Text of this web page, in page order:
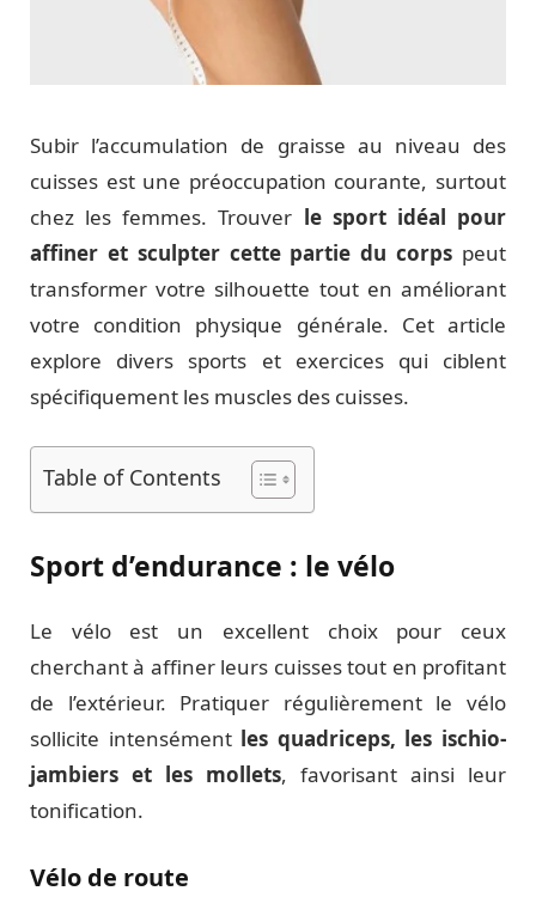
Subir l’accumulation de graisse au niveau des
cuisses est une préoccupation courante, surtout
chez les femmes. Trouver le sport idéal pour
affiner et sculpter cette partie du corps peut
transformer votre silhouette tout en améliorant
votre condition physique générale. Cet article
explore divers sports et exercices qui ciblent
spécifiquement les muscles des cuisses.
Table of Contents
Sport d’endurance : le vélo
Le vélo est un excellent choix pour ceux
cherchant à affiner leurs cuisses tout en profitant
de l’extérieur. Pratiquer régulièrement le vélo
sollicite intensément les quadriceps, les ischio-
jambiers et les mollets, favorisant ainsi leur
tonification.
Vélo de route